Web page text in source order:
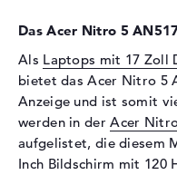
Laufwerks-Typ
Display
Display-Typ
Max. Auflösung
Auflösungstyp
Bildwiederholrate
Das Acer Nitro 5
Als Laptops mit 17 Zoll
bietet das Acer Nitro 5
Anzeige und ist somit
werden in derAcer
aufgelistet, die diesem
Inch Bildschirm mit 120